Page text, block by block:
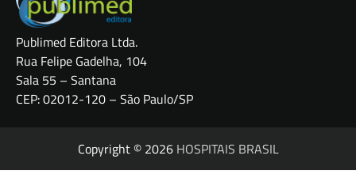
Publimed Editora Ltda.
Rua Felipe Gadelha, 104
Sala 55 – Santana
CEP: 02012-120 – São Paulo/SP
Copyright © 2026 HOSPITAIS BRASIL